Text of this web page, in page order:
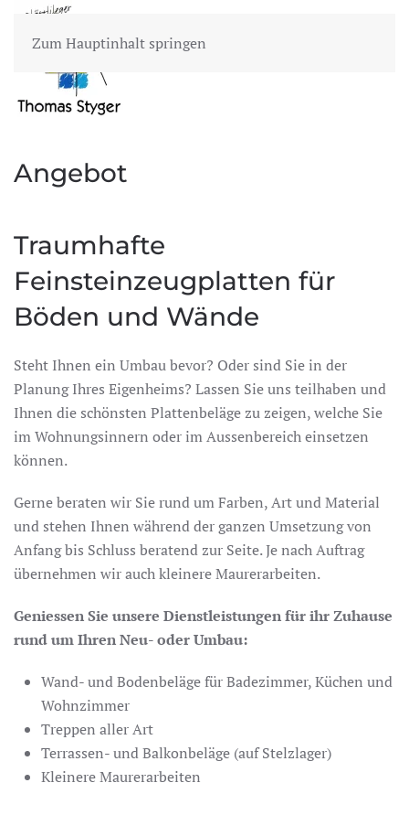
Zum Hauptinhalt springen
Angebot
Traumhafte
Feinsteinzeugplatten für
Böden und Wände
Steht Ihnen ein Umbau bevor? Oder sind Sie in der
Planung Ihres Eigenheims? Lassen Sie uns teilhaben und
Ihnen die schönsten Plattenbeläge zu zeigen, welche Sie
im Wohnungsinnern oder im Aussenbereich einsetzen
können.
Gerne beraten wir Sie rund um Farben, Art und Material
und stehen Ihnen während der ganzen Umsetzung von
Anfang bis Schluss beratend zur Seite. Je nach Auftrag
übernehmen wir auch kleinere Maurerarbeiten.
Geniessen Sie unsere Dienstleistungen für ihr Zuhause
rund um Ihren Neu- oder Umbau:
Wand- und Bodenbeläge für Badezimmer, Küchen und
Wohnzimmer
Treppen aller Art
Terrassen- und Balkonbeläge (auf Stelzlager)
Kleinere Maurerarbeiten